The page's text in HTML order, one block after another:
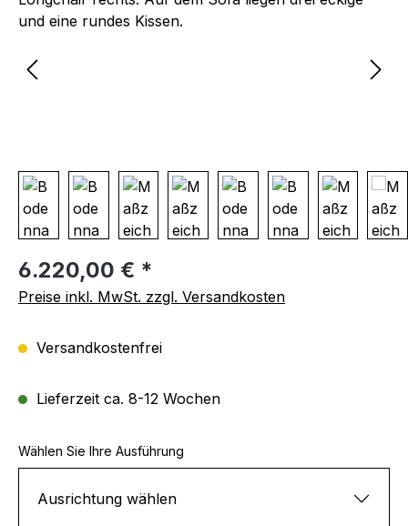
Regulärer Preis:
6.220,00 € *
Preise inkl. MwSt. zzgl. Versandkosten
Versandkostenfrei
Lieferzeit ca. 8-12 Wochen
Wählen Sie Ihre Ausführung
Ausrichtung wählen